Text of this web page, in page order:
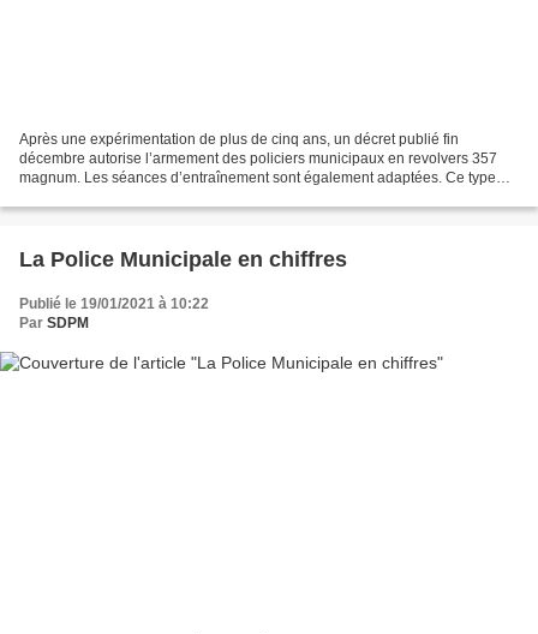
Après une expérimentation de plus de cinq ans, un décret publié fin
décembre autorise l’armement des policiers municipaux en revolvers 357
magnum. Les séances d’entraînement sont également adaptées. Ce type
La Police Municipale en chiffres
Publié le 19/01/2021 à 10:22
Par SDPM